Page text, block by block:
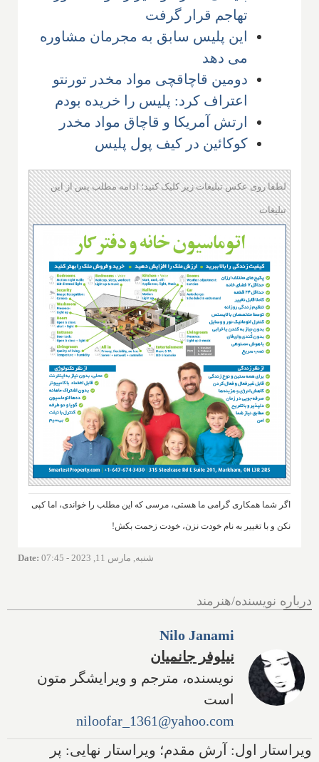
تهاجم قرار گرفت
این پلیس سابق به مجرمان مشاوره
می دهد
دومین قاچاقچی مواد مخدر تورنتو
اعتراف کرد: پلیس را خریده بودم
ارتش آمریکا و قاچاق مواد مخدر
کوکائین در کیف پول پلیس
لطفا روی عکس تبلیغات زیر کلیک کنید؛ ادامه مطلب پس از این
تبلیغات
اگر شما همکاری گرامی ما هستی، مرسی که این مطلب را خواندی، اما کپی
نکن و با تغییر به نام خودت نزن، خودت زحمت بکش!
Date: شنبه, مارس 11, 2023 - 07:45
درباره نویسنده/هنرمند
Nilo Janami
نیلوفر جانمیان
نویسنده، مترجم و ویرایشگر متون
است
niloofar_1361@yahoo.com
ویراستار اول: آرش مقدم؛ ویراستار نهایی: پر